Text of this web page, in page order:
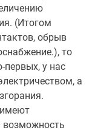
(Итогом
обрыв
то
первых, у нас
а
возможность